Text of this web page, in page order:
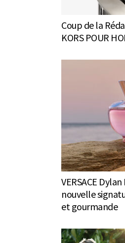
Coup de la
KORS POUR
VERSACE
nouvelle
et gourmande